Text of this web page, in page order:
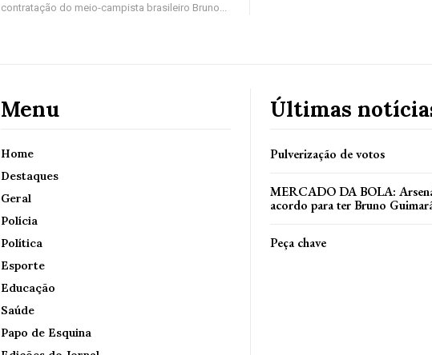
contratação do meio-campista brasileiro Bruno...
Menu
Home
Destaques
Geral
Polícia
Política
Esporte
Educação
Saúde
Papo de Esquina
Últimas
Pulverização de votos
MERCADO DA BOLA:
acordo para ter Bruno
Peça chave